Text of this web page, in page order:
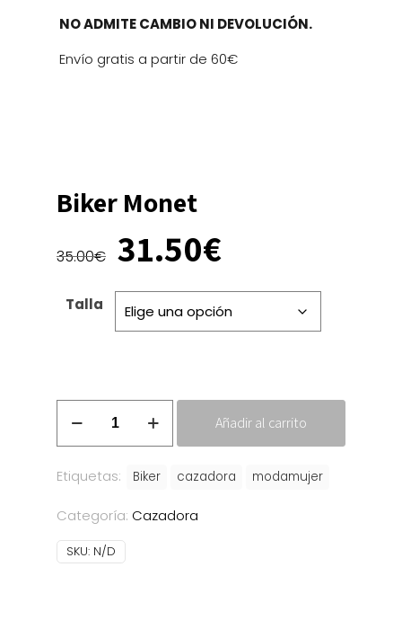
NO ADMITE CAMBIO NI DEVOLUCIÓN.
Envío gratis a partir de 60€
Biker Monet
35.00€ El
precio
original
era:
35.00€.
31.50€El
precio
actual
es:
31.50€.
Talla
cantidad
Añadir al carrito
Etiquetas: Biker cazadora modamujer
Categoría: Cazadora
SKU: N/D